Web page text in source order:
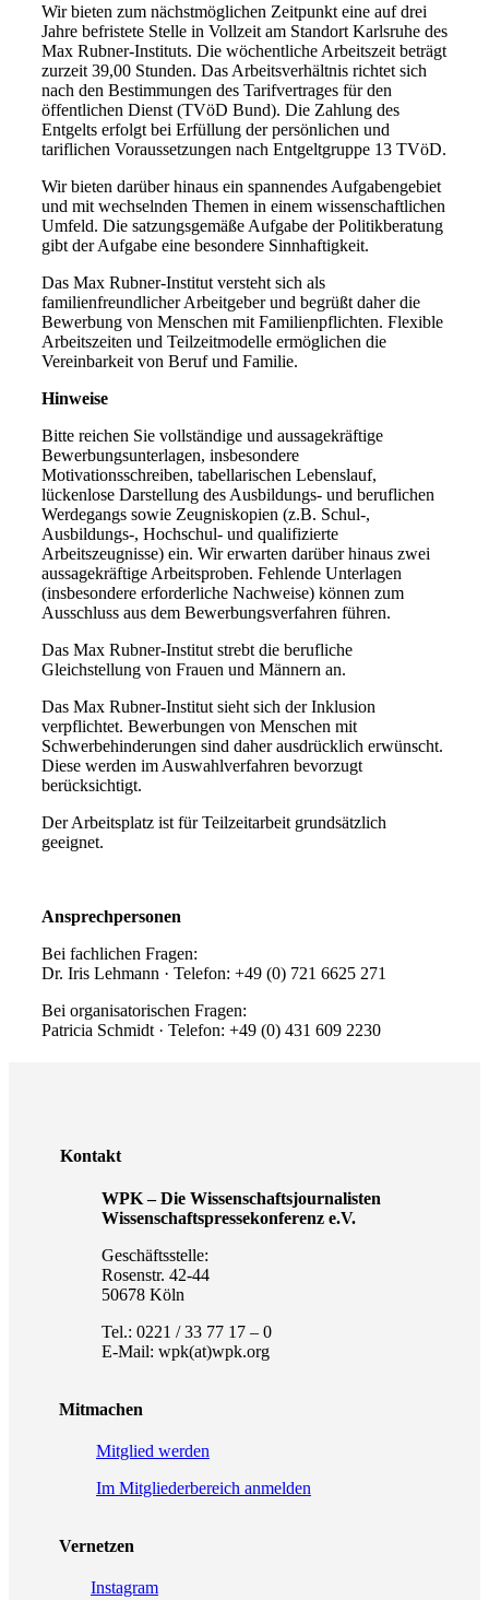
Wir bieten zum nächstmöglichen Zeitpunkt eine auf drei
Jahre befristete Stelle in Vollzeit am Standort Karlsruhe des
Max Rubner-Instituts. Die wöchentliche Arbeitszeit beträgt
zurzeit 39,00 Stunden. Das Arbeitsverhältnis richtet sich
nach den Bestimmungen des Tarifvertrages für den
öffentlichen Dienst (TVöD Bund). Die Zahlung des
Entgelts erfolgt bei Erfüllung der persönlichen und
tariflichen Voraussetzungen nach Entgeltgruppe 13 TVöD.
Wir bieten darüber hinaus ein spannendes Aufgabengebiet
und mit wechselnden Themen in einem wissenschaftlichen
Umfeld. Die satzungsgemäße Aufgabe der Politikberatung
gibt der Aufgabe eine besondere Sinnhaftigkeit.
Das Max Rubner-Institut versteht sich als
familienfreundlicher Arbeitgeber und begrüßt daher die
Bewerbung von Menschen mit Familienpflichten. Flexible
Arbeitszeiten und Teilzeitmodelle ermöglichen die
Vereinbarkeit von Beruf und Familie.
Hinweise
Bitte reichen Sie vollständige und aussagekräftige
Bewerbungsunterlagen, insbesondere
Motivationsschreiben, tabellarischen Lebenslauf,
lückenlose Darstellung des Ausbildungs- und beruflichen
Werdegangs sowie Zeugniskopien (z.B. Schul-,
Ausbildungs-, Hochschul- und qualifizierte
Arbeitszeugnisse) ein. Wir erwarten darüber hinaus zwei
aussagekräftige Arbeitsproben. Fehlende Unterlagen
(insbesondere erforderliche Nachweise) können zum
Ausschluss aus dem Bewerbungsverfahren führen.
Das Max Rubner-Institut strebt die berufliche
Gleichstellung von Frauen und Männern an.
Das Max Rubner-Institut sieht sich der Inklusion
verpflichtet. Bewerbungen von Menschen mit
Schwerbehinderungen sind daher ausdrücklich erwünscht.
Diese werden im Auswahlverfahren bevorzugt
berücksichtigt.
Der Arbeitsplatz ist für Teilzeitarbeit grundsätzlich
geeignet.
Ansprechpersonen
Bei fachlichen Fragen:
Dr. Iris Lehmann · Telefon: +49 (0) 721 6625 271
Bei organisatorischen Fragen:
Patricia Schmidt · Telefon: +49 (0) 431 609 2230
Kontakt
WPK – Die Wissenschaftsjournalisten
Wissenschaftspressekonferenz e.V.
Geschäftsstelle:
Rosenstr. 42-44
50678 Köln
Tel.: 0221 / 33 77 17 – 0
E-Mail: wpk(at)wpk.org
Mitmachen
Mitglied werden
Im Mitgliederbereich anmelden
Vernetzen
Instagram